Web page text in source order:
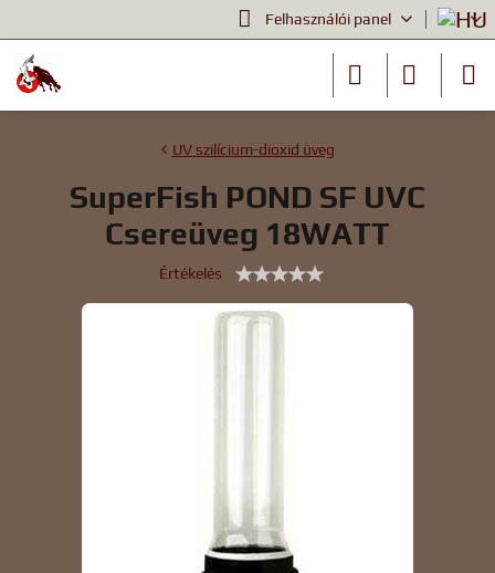
Felhasználói panel
UV szilícium-dioxid üveg
SuperFish POND SF UVC
Csereüveg 18WATT
Értékelés